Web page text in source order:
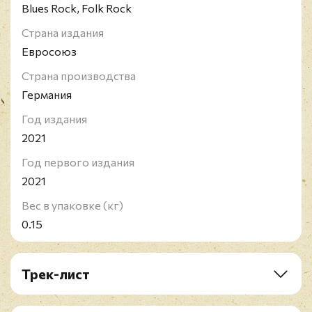
выпустили первый совместный альбом, "Raising
Sand", в 2007 году. Альбом оказался очень
успешным, завоевав премию "Грэмми" как лучший
парадах США и Великобритании.
Blues Rock, Folk Rock
Страна издания
Евросоюз
Страна производства
Германия
Год издания
2021
Год первого издания
2021
Вес в упаковке (кг)
0.15
Трек-лист
1. Quattro (Worlds Drift In)
2. The Price Of Love